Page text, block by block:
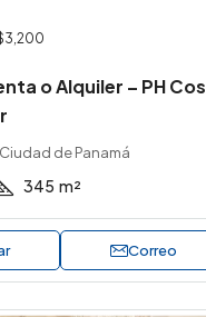
o Alquiler – PH
de Panamá
345 m²
Correo